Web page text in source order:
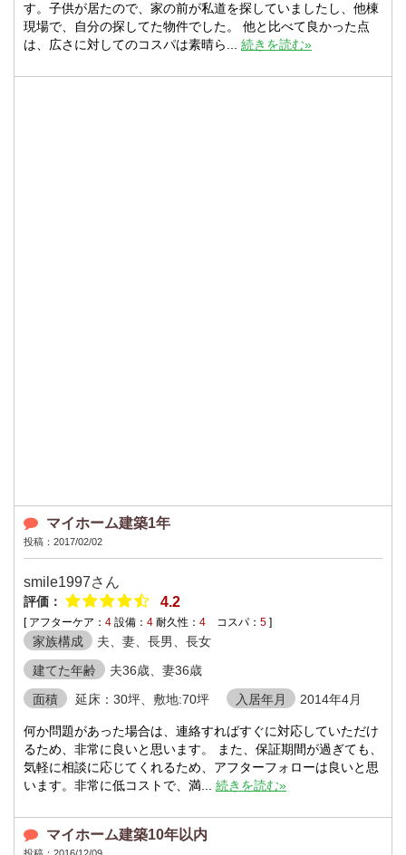
す。子供が居たので、家の前が私道を探していましたし、他棟
現場で、自分の探してた物件でした。 他と比べて良かった点
は、広さに対してのコスパは素晴ら... 続きを読む»
マイホーム建築1年
投稿：2017/02/02
smile1997さん
評価： 4.2
[ アフターケア： 4 設備： 4 耐久性： 4 コスパ： 5 ]
家族構成
夫、妻、長男、長女
建てた年齢
夫36歳、妻36歳
面積
延床：30坪、敷地:70坪 入居年月 2014年4月
何か問題があった場合は、連絡すればすぐに対応していただけ
るため、非常に良いと思います。 また、保証期間が過ぎても、
気軽に相談に応じてくれるため、アフターフォローは良いと思
います。非常に低コストで、満... 続きを読む»
マイホーム建築10年以内